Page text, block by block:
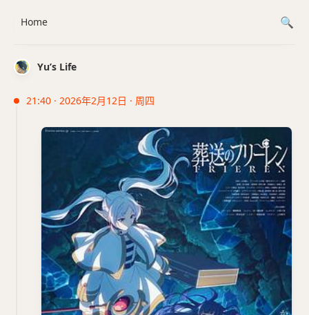
Yu’s Life
21:40 · 2026年2月12日 · 周四
Home